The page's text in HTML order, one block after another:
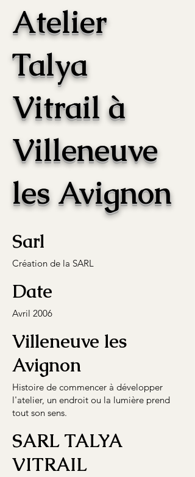
Atelier
Talya
Vitrail à
Villeneuve
les Avignon
Sarl
Création de la SARL
Date
Avril 2006
Villeneuve les
Avignon
Histoire de commencer à développer
l'atelier, un endroit ou la lumière prend
tout son sens.
SARL TALYA
VITRAIL